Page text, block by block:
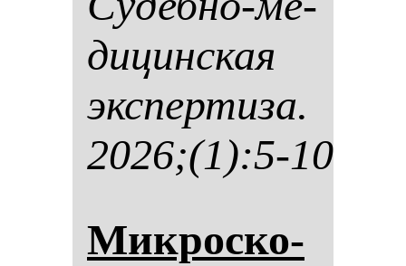
ди­цин­ская
эк­спер­ти­за.
2026;(1):5-10
Мик­рос­ко­